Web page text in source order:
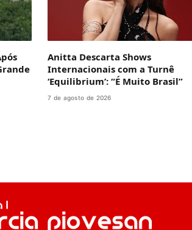
Anitta Descarta Shows
Internacionais com a Turnê
‘Equilibrium’: “É Muito Brasil”
7 de agosto de 2026